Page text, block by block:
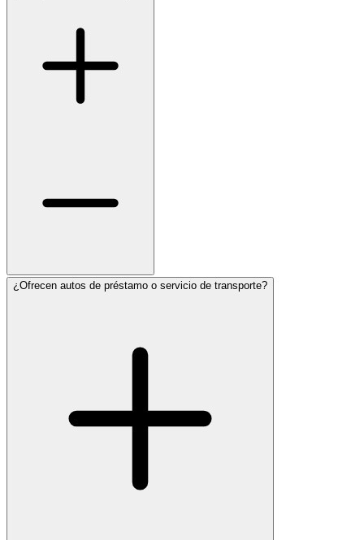
¿Ofrecen autos de préstamo o servicio de transporte?